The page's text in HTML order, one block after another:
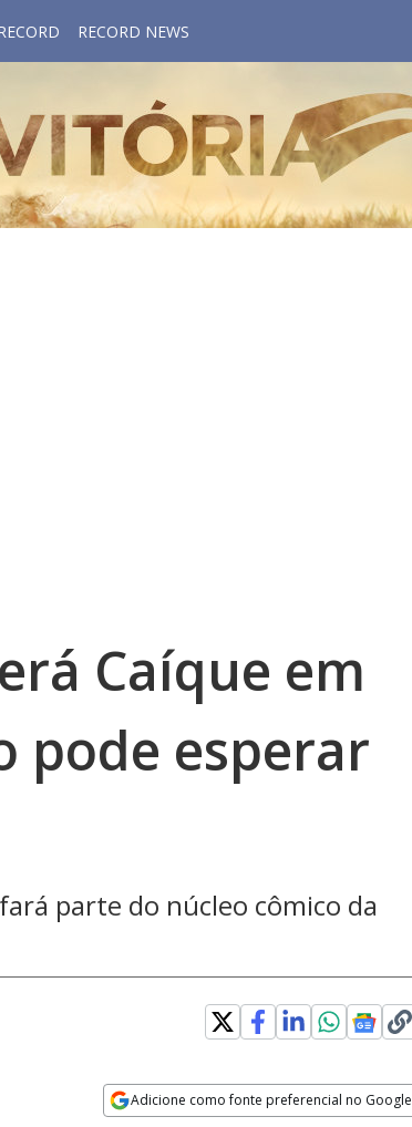
RECORD NEWS
Caíque em
pode esperar
parte do núcleo cômico da
Adicione como fonte preferencial no Google